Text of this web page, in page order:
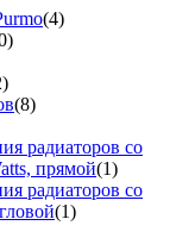
(4)
(8)
радиаторов со
прямой(1)
радиаторов со
(1)